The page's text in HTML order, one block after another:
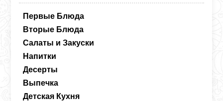
Первые Блюда
Вторые Блюда
Салаты и Закуски
Напитки
Десерты
Выпечка
Детская Кухня